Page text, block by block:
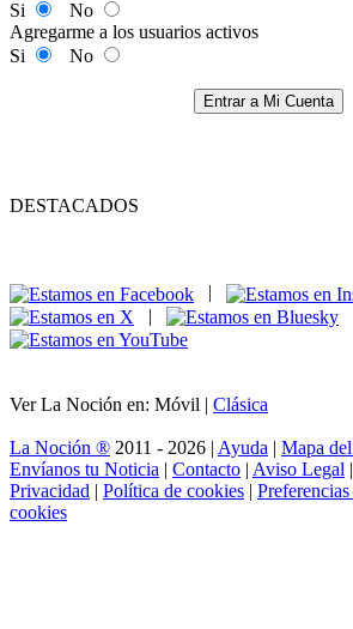
Si
No
Agregarme a los usuarios activos
Si
No
Entrar a Mi Cuenta
DESTACADOS
|
Ver La Noción en: Móvil | Clásica
La Noción ® 2011 - 2026 | Ayuda | Mapa
Envíanos tu Noticia | Contacto | Aviso Legal |
Privacidad | Política de cookies |
cookies